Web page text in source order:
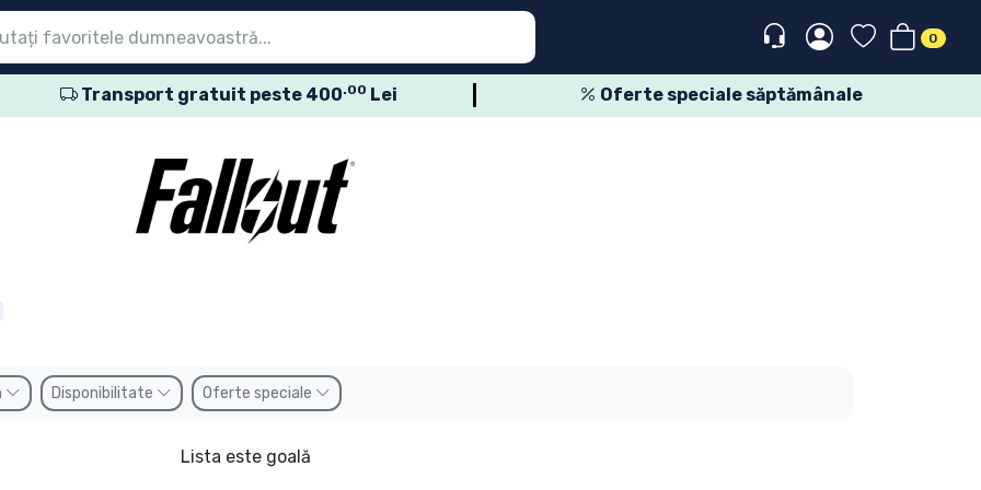
0
Transport gratuit peste 400.00 Lei Oferte speciale săptămânale
Disponibilitate Oferte speciale
Lista este goală